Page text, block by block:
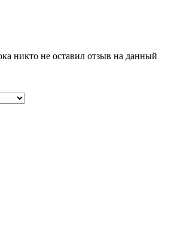
никто не оставил отзыв на данный